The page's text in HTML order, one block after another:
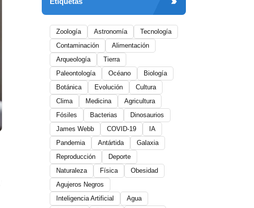
Zoología Astronomía
Tecnología
Contaminación
Alimentación
Arqueología
Tierra
Paleontología
Océano
Biología
Botánica
Evolución
Cultura
Clima
Medicina
Agricultura
Fósiles
Bacterias
Dinosaurios
James Webb
COVID-19
IA
Pandemia
Antártida
Galaxia
Reproducción
Deporte
Naturaleza
Física
Obesidad
Agujeros Negros
Inteligencia Artificial
Agua